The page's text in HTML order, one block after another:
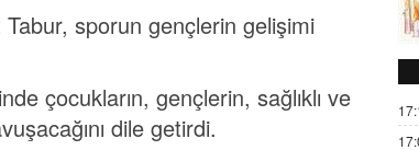
Tabur, sporun gençlerin gelişimi
çocukların, gençlerin, sağlıklı ve
dile getirdi.